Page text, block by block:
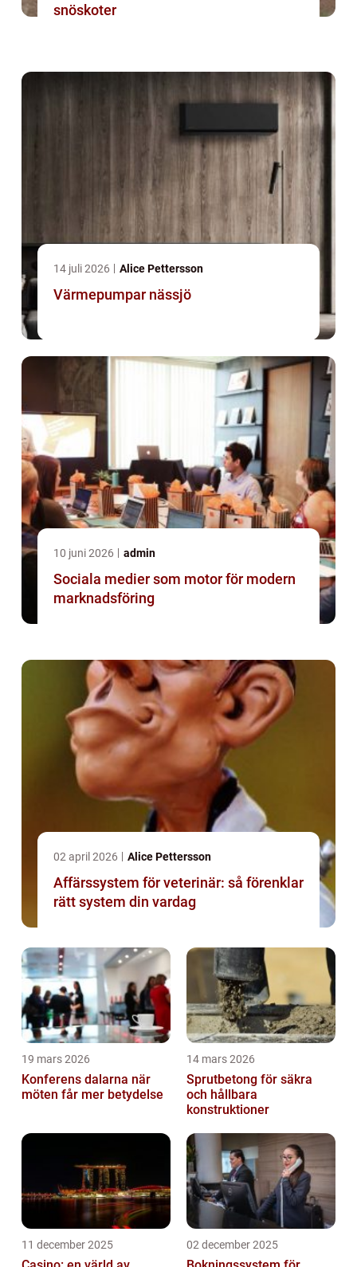
snöskoter
14 juli 2026 Alice Pettersson
Värmepumpar nässjö
10 juni 2026 admin
Sociala medier som motor för modern
marknadsföring
02 april 2026 Alice Pettersson
Affärssystem för veterinär: så förenklar
rätt system din vardag
19 mars 2026
Konferens dalarna när
möten får mer betydelse
14 mars 2026
Sprutbetong för säkra
och hållbara
konstruktioner
11 december 2025 02 december 2025